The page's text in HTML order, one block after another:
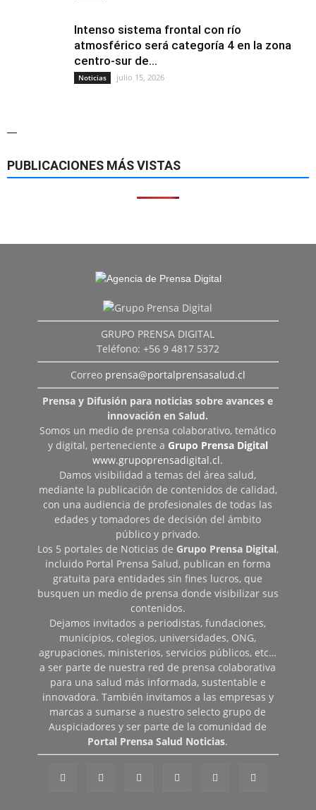
Intenso sistema frontal con río
atmosférico será categoría 4 en la zona
centro-sur de...
Noticias julio 15, 2026
—
PUBLICACIONES MÁS VISTAS
GRUPO PRENSA DIGITAL
Teléfono: +56 9 4817 5372
Correo prensa@portalprensasalud.cl
Prensa y Difusión para noticias sobre avances e
innovación en Salud.
Somos un medio de prensa colaborativo, temático
y digital, perteneciente a Grupo Prensa Digital
www.grupoprensadigital.cl.
Damos visibilidad a temas del área salud,
mediante la publicación de contenidos de calidad,
con una audiencia de profesionales de todas las
edades y tomadores de decisión del ámbito
público y privado.
Los 5 portales de Noticias de Grupo Prensa Digital,
incluido Portal Prensa Salud, publican en forma
gratuita para entidades sin fines lucros, que
busquen un medio de prensa donde visibilizar sus
contenidos.
Dejamos invitados a periodistas, fundaciones,
municipios, colegios, universidades, ONG,
agrupaciones, ministerios, servicios públicos, etc…
a ser parte de nuestra red de prensa colaborativa
para una salud más informada, sustentable e
innovadora. También invitamos a las empresas y
marcas a sumarse a nuestro selecto grupo de
Auspiciadores y ser parte de la comunidad de
Portal Prensa Salud Noticias.